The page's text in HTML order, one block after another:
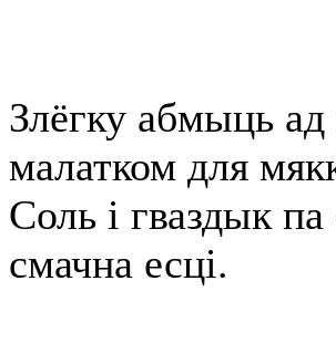
Злёгку абмыць
малатком для
Соль і гваздык
смачна есці.